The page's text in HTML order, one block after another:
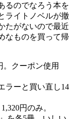
るのでなろう本を
ライトノベルが撤
たがないので最近
なものを買って帰
クーポン使用
ラーと買い直し14
円のみ。